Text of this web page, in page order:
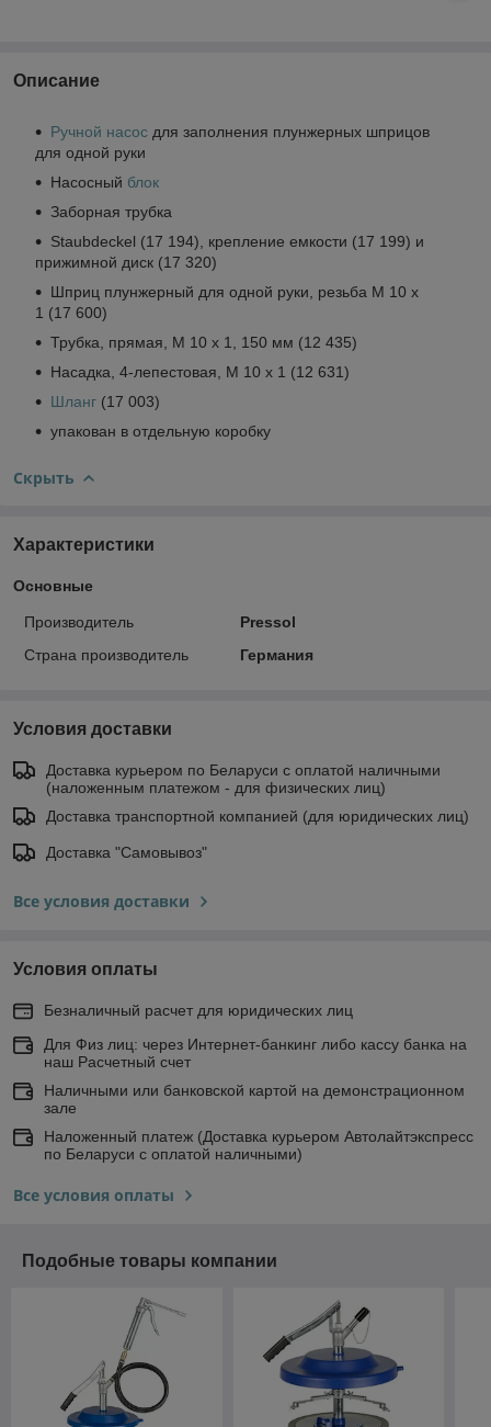
Описание
Ручной насос для заполнения плунжерных шприцов
для одной руки
Насосный блок
Заборная трубка
Staubdeckel (17 194), крепление емкости (17 199) и
прижимной диск (17 320)
Шприц плунжерный для одной руки, резьба M 10 x
1 (17 600)
Трубка, прямая, M 10 x 1, 150 мм (12 435)
Насадка, 4-лепестовая, M 10 x 1 (12 631)
Шланг (17 003)
упакован в отдельную коробку
Скрыть
Характеристики
Основные
Производитель
Pressol
Страна производитель
Германия
Условия доставки
Доставка курьером по Беларуси с оплатой наличными
(наложенным платежом - для физических лиц)
Доставка транспортной компанией (для юридических лиц)
Доставка "Самовывоз"
Все условия доставки
Условия оплаты
Безналичный расчет для юридических лиц
Для Физ лиц: через Интернет-банкинг либо кассу банка на
наш Расчетный счет
Наличными или банковской картой на демонстрационном
зале
Наложенный платеж (Доставка курьером Автолайтэкспресс
по Беларуси с оплатой наличными)
Все условия оплаты
Подобные товары компании